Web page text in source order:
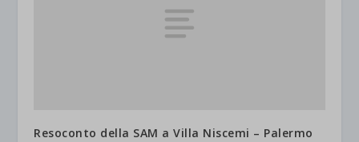
Resoconto della SAM a Villa Niscemi – Palermo